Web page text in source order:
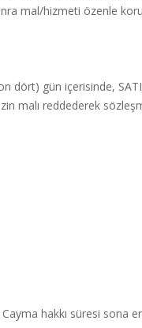
mal/hizmeti özenle
dört) gün içerisinde,
malı reddederek
hakkı süresi sona